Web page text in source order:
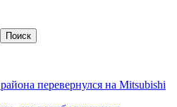
перевернулся на Mitsubishi